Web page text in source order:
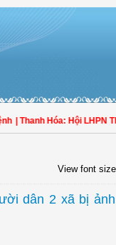
Hóa: Hội LHPN Thọ
View font size
dân 2 xã bị